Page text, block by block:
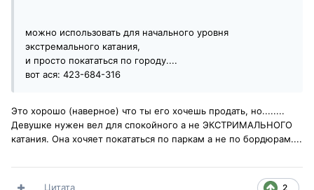
можно использовать для начального уровня
экстремального катания,
и просто покататься по городу....
вот ася: 423-684-316
Это хорошо (наверное) что ты его хочешь продать, но........
Девушке нужен вел для спокойного а не ЭКСТРИМАЛЬНОГО
катания. Она хочяет покататься по паркам а не по бордюрам....
2
Цитата